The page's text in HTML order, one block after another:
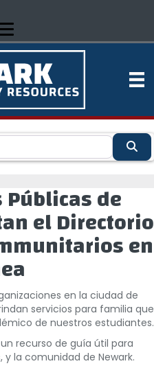
Públicas de
el Directorio
en
en la ciudad de
servicios para familia que
de nuestros estudiantes.
recurso de guía útil para
y la comunidad de Newark.